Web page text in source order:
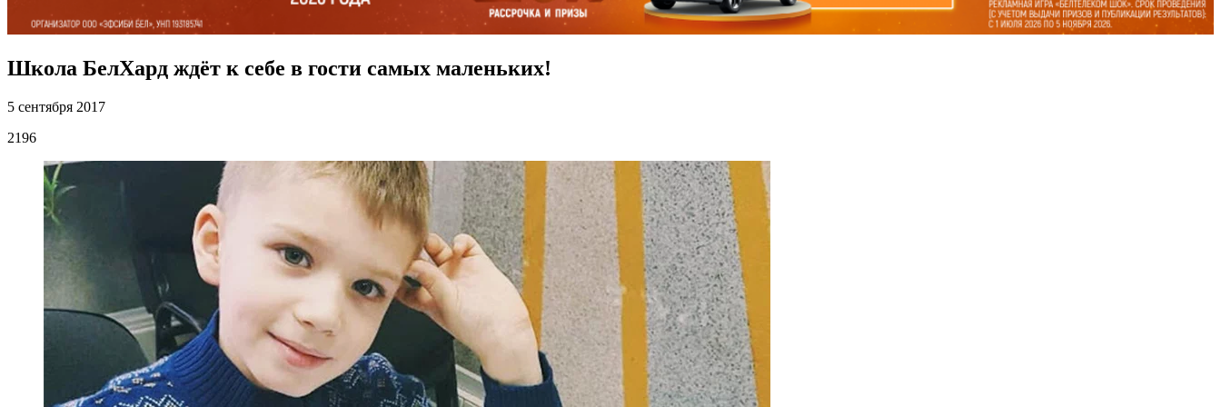
Школа БелХард ждёт к себе в гости самых маленьких!
5 сентября 2017
2196